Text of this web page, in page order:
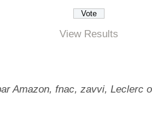
View Results
Amazon, fnac, zavvi, Leclerc